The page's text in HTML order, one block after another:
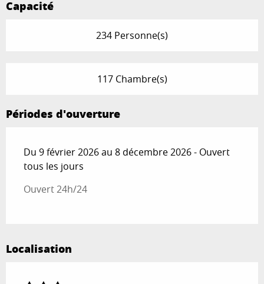
Capacité
234 Personne(s)
117 Chambre(s)
Périodes d'ouverture
Du 9 février 2026 au 8 décembre 2026 - Ouvert
tous les jours
Ouvert 24h/24
Localisation